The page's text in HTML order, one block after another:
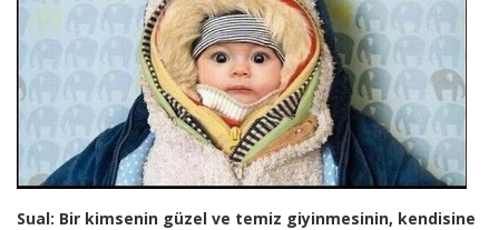
Sual: Bir kimsenin güzel ve temiz giyinmesinin, kendisine